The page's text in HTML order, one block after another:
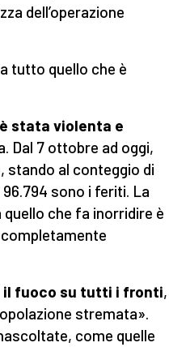
dell’operazione
tutto quello che è
stata violenta e
Dal 7 ottobre ad oggi,
stando al conteggio di
sono i feriti. La
che fa inorridire è
il fuoco su tutti i fronti,
stremata».
come quelle